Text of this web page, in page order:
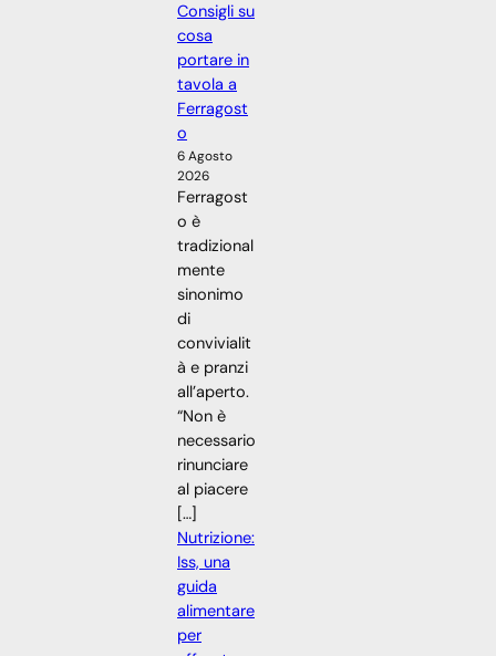
Consigli su
cosa
portare in
tavola a
Ferragost
o
6 Agosto
2026
Ferragost
o è
tradizional
mente
sinonimo
di
convivialit
à e pranzi
all’aperto.
“Non è
necessario
rinunciare
al piacere
[…]
Nutrizione:
Iss, una
guida
alimentare
per